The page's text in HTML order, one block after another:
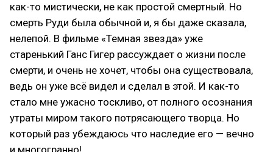
как-то мистически, не как простой смертный. Но
смерть Руди была обычной и, я бы даже сказала,
нелепой. В фильме «Темная звезда» уже
старенький Ганс Гигер рассуждает о жизни после
смерти, и очень не хочет, чтобы она существовала,
ведь он уже всё видел и сделал в этой. И как-то
стало мне ужасно тоскливо, от полного осознания
утраты миром такого потрясающего творца. Но
который раз убеждаюсь что наследие его — вечно
и многогранно!